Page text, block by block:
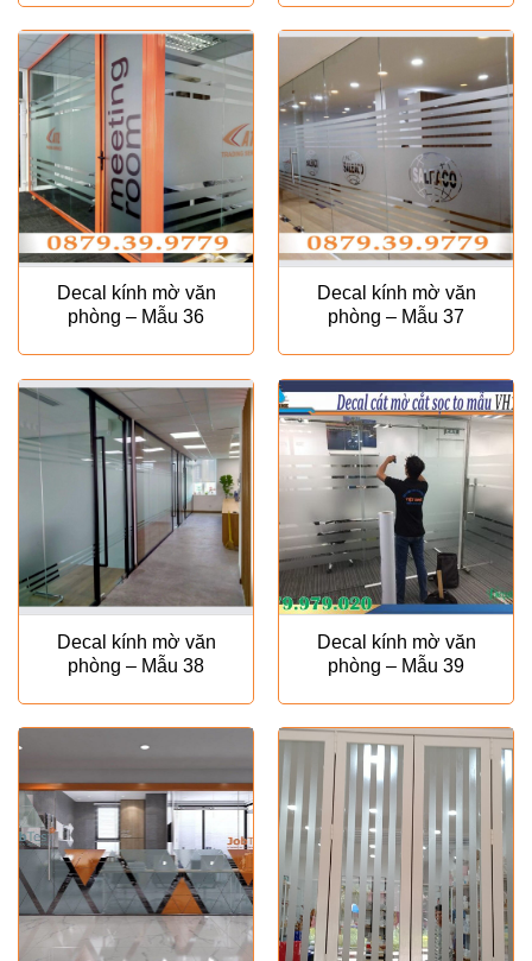
Decal kính mờ văn
phòng – Mẫu 36
Decal kính mờ văn
phòng – Mẫu 37
Decal kính mờ văn
phòng – Mẫu 38
Decal kính mờ văn
phòng – Mẫu 39